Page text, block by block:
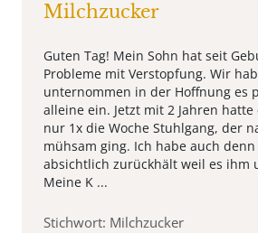
Milchzucker
Guten Tag! Mein Sohn hat seit
Probleme mit Verstopfung. Wir
unternommen in der Hoffnung es
alleine ein. Jetzt mit 2 Jahren
nur 1x die Woche Stuhlgang, der
mühsam ging. Ich habe auch
absichtlich zurückhält weil es ihm
Meine K ...
Stichwort: Milchzucker